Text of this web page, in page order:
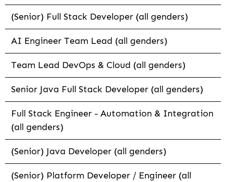
(Senior) Full Stack Developer (all genders)
AI Engineer Team Lead (all genders)
Team Lead DevOps & Cloud (all genders)
Senior Java Full Stack Developer (all genders)
Full Stack Engineer - Automation & Integration
(all genders)
(Senior) Java Developer (all genders)
(Senior) Platform Developer / Engineer (all